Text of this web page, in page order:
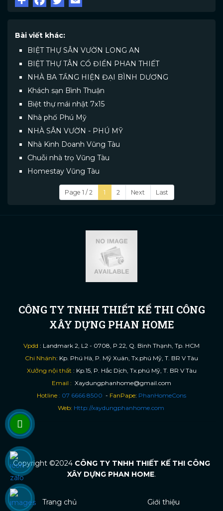
Bài viết khác:
BIỆT THỰ SÂN VƯỜN LONG AN
BIỆT THỰ TÂN CỔ ĐIỂN PHAN THIẾT
NHÀ BA TẦNG HIỆN ĐẠI BÌNH DƯƠNG
Khách sạn Bình Thuận
Biệt thự mái nhật 7x15
Nhà phố Phú Mỹ
NHÀ SÂN VƯỜN - PHÚ MỸ
Nhà Kinh Doanh Vũng Tàu
Chuỗi nhà trọ Vũng Tàu
Homestay Vũng Tàu
Page 1 / 2 1 2 Next Last
CÔNG TY TNHH THIẾT KẾ THI CÔNG
XÂY DỰNG PHAN HOME
Vpdd : Landmark 2, L2 - 0708, P.22, Q. Bình Thạnh, Tp. HCM
Chi Nhánh: Kp. Phú Hà, P. Mỹ Xuân, Tx.phú Mỹ, T. BR V Tàu
Xưởng nội thất : Kp.15, P. Hắc Dịch, Tx.phú Mỹ, T. BR V Tàu
Email : Xaydungphanhome@gmail.com
Hotline : 07 6666 8500 - FanPape: PhanHomeCons
Web: Http://xaydungphanhome.com
Copyright ©2024 CÔNG TY TNHH THIẾT KẾ THI CÔNG
XÂY DỰNG PHAN HOME.
Trang chủ Giới thiệu